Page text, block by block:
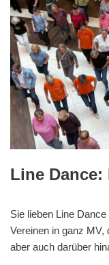
Line
Sie lieben Line
Vereinen in ganz
aber auch darüber